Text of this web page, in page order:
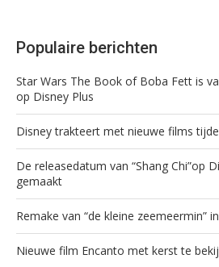
Populaire berichten
Star Wars The Book of Boba Fett is
op Disney Plus
Disney trakteert met nieuwe films
De releasedatum van “Shang Chi”op
gemaakt
Remake van “de kleine zeemeermin”
Nieuwe film Encanto met kerst te